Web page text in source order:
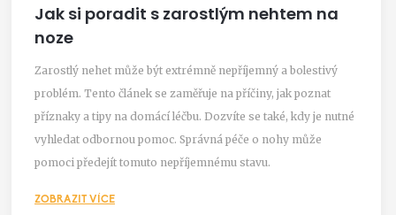
Jak si poradit s zarostlým nehtem na
noze
Zarostlý nehet může být extrémně nepříjemný a bolestivý
problém. Tento článek se zaměřuje na příčiny, jak poznat
příznaky a tipy na domácí léčbu. Dozvíte se také, kdy je nutné
vyhledat odbornou pomoc. Správná péče o nohy může
pomoci předejít tomuto nepříjemnému stavu.
ZOBRAZIT VÍCE